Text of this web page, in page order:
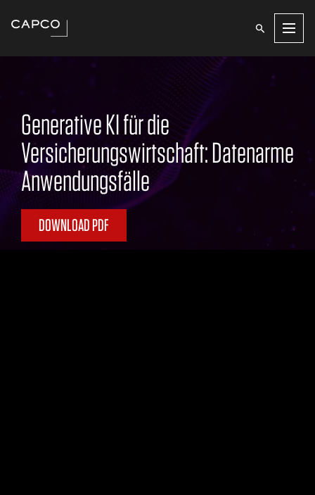
Generative KI für die
Versicherungswirtschaft: Datenarme
Anwendungsfälle
DOWNLOAD PDF